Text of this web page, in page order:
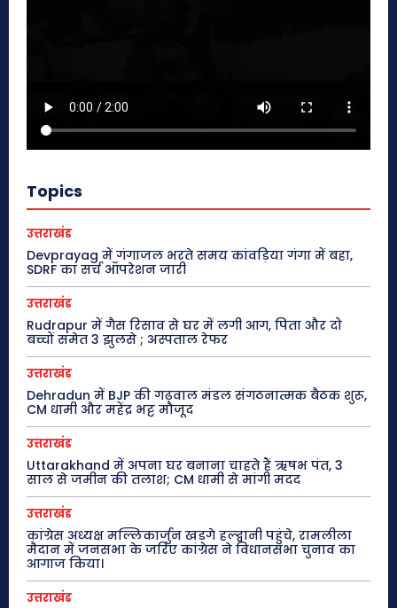
Topics
उत्तराखंड
Devprayag में गंगाजल भरते समय कांवड़िया गंगा में बहा,
SDRF का सर्च ऑपरेशन जारी
उत्तराखंड
Rudrapur में गैस रिसाव से घर में लगी आग, पिता और दो
बच्चों समेत 3 झुलसे ; अस्पताल रेफर
उत्तराखंड
Dehradun में BJP की गढ़वाल मंडल संगठनात्मक बैठक शुरू,
CM धामी और महेंद्र भट्ट मौजूद
उत्तराखंड
Uttarakhand में अपना घर बनाना चाहते हैं ऋषभ पंत, 3
साल से जमीन की तलाश; CM धामी से मांगी मदद
उत्तराखंड
कांग्रेस अध्यक्ष मल्लिकार्जुन खड़गे हल्द्वानी पहुंचे, रामलीला
मैदान में जनसभा के जरिए कांग्रेस ने विधानसभा चुनाव का
आगाज किया।
उत्तराखंड